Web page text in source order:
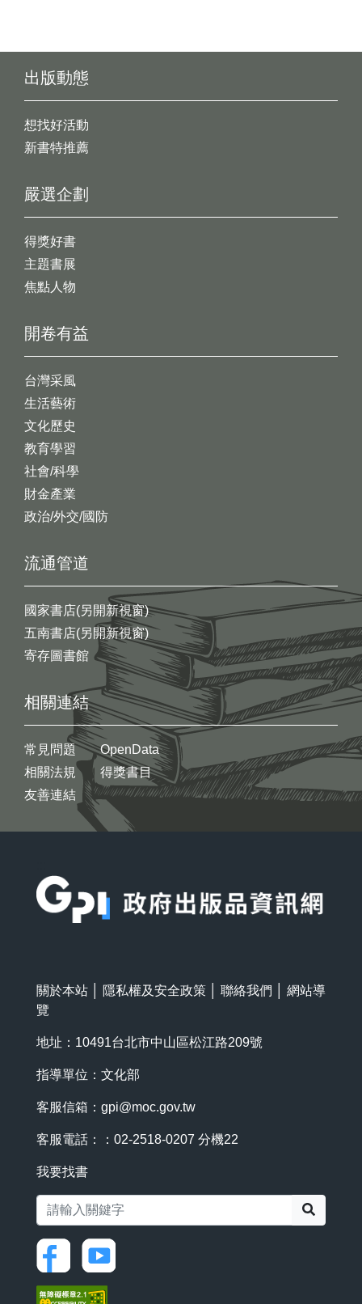
出版動態
想找好活動
新書特推薦
開卷有益
台灣采風
生活藝術
文化歷史
教育學習
社會/科學
財金產業
政治/外交/國防
嚴選企劃
得獎好書
主題書展
焦點人物
流通管道
國家書店(另開新視窗)
五南書店(另開新視窗)
寄存圖書館
相關連結
常見問題
相關法規
友善連結
OpenData
得獎書目
關於本站 隱私權及安全政策 聯絡我們
網站導
覽
地址：10491台北市中山區松江路209號
指導單位：文化部
客服信箱： gpi@moc.gov.tw
客服電話：：02-2518-0207 分機22
我要找書